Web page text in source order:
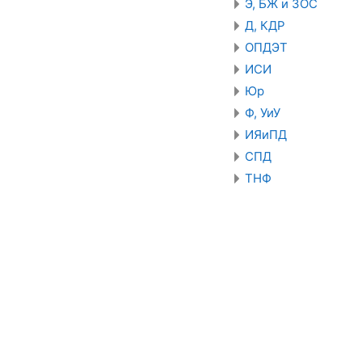
Э, БЖ и ЗОС
Д, КДР
ОПДЭТ
ИСИ
Юр
Ф, УиУ
ИЯиПД
СПД
ТНФ